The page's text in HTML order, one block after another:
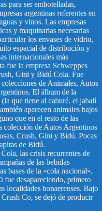
para ser embotelladas,
argentinas referentes en
y vinos. Las empresas
y maquinarias necesarias
los envases de vidrio,
espacial de distribución y
internacionales más
fue la empresa Schweppes
Gini y Bidú Cola. Fue
de Animales, Autos
El álbum de la
que tiene al caburé, el jabalí
aparecen animales bajos
que en el resto de las
colección de Autos Argentinos
Crush, Gini y Bidú. Pocas
de Bidú.
las crisis recurrentes de
de las bebidas
bases de la «cola nacional»,
fue desapareciendo, primero
localidades bonaerenses. Bajo
Co, se dejó de producir